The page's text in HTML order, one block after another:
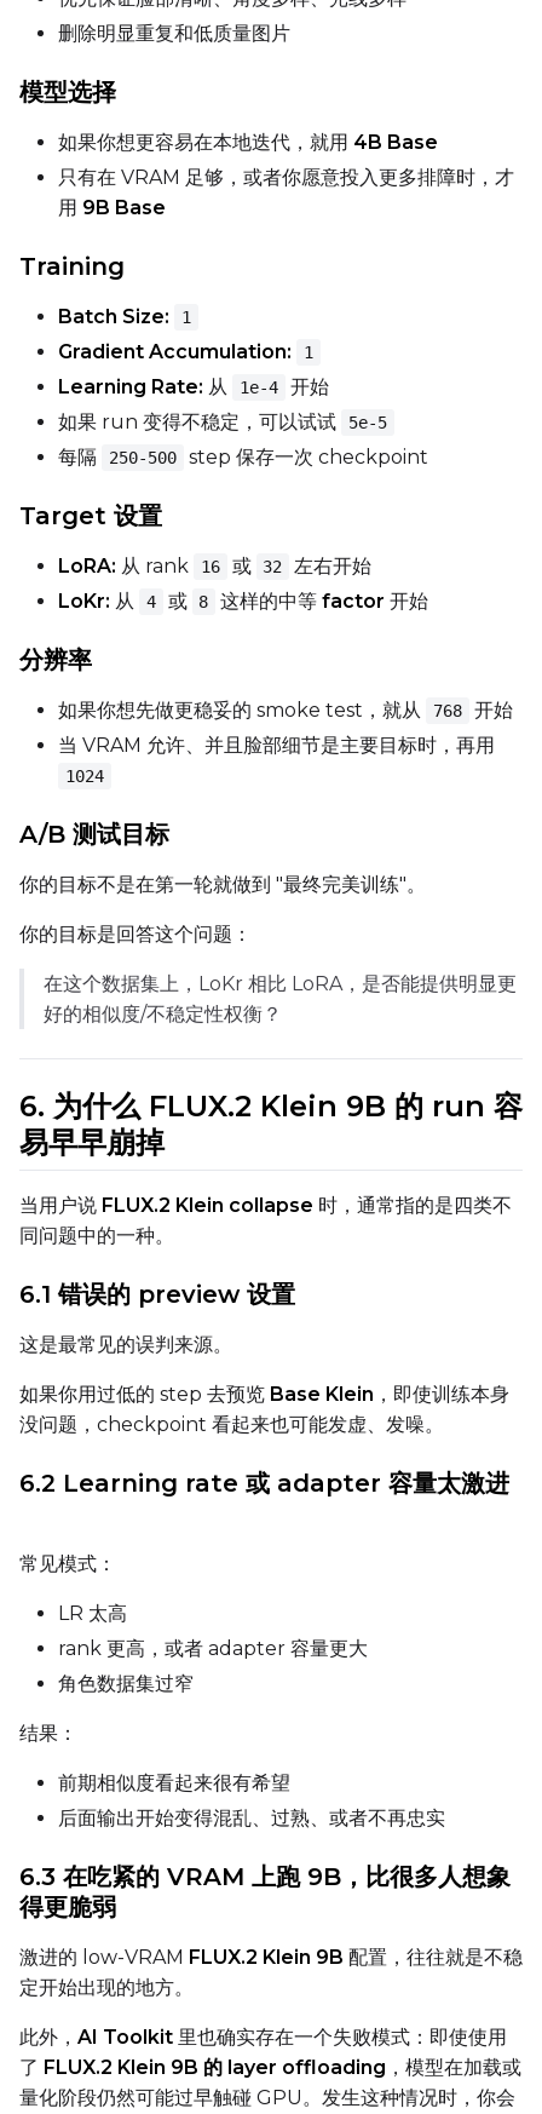
Prompt
Height
Width
Height
Seed
Prompt
Width
Height
删除明显重复和低质量图片
模型选择
如果你想更容易在本地迭代，就用 4B Base
只有在 VRAM 足够，或者你愿意投入更多排障时，才
用 9B Base
Training
Batch Size: 1
Gradient Accumulation: 1
Learning Rate: 从 1e-4
开始
如果 run 变得不稳定，可以试试
5e-5
每隔 250-500 step 保存一次 checkpoint
Target 设置
LoRA: 从 rank 16 或 32
左右开始
LoKr: 从 4 或 8 这样的中等 factor 开始
分辨率
如果你想先做更稳妥的 smoke test，就从 768
开始
当 VRAM 允许、并且脸部细节是主要目标时，再用
1024
A/B 测试目标
你的目标不是在第一轮就做到 "最终完美训练"。
你的目标是回答这个问题：
在这个数据集上，LoKr 相比 LoRA，是否能提供明显更
好的相似度/不稳定性权衡？
6. 为什么 FLUX.2 Klein 9B 的 run 容
易早早崩掉
当用户说 FLUX.2 Klein collapse 时，通常指的是四类不
同问题中的一种。
6.1 错误的 preview 设置
这是最常见的误判来源。
如果你用过低的 step 去预览 Base Klein ，即使训练本身
没问题，checkpoint 看起来也可能发虚、发噪。
6.2 Learning rate 或 adapter 容量太激进
常见模式：
LR 太高
rank 更高，或者 adapter 容量更大
角色数据集过窄
结果：
前期相似度看起来很有希望
后面输出开始变得混乱、过熟、或者不再忠实
6.3 在吃紧的 VRAM 上跑 9B，比很多人想象
得更脆弱
激进的 low-VRAM FLUX.2 Klein 9B 配置，往往就是不稳
定开始出现的地方。
此外， AI Toolkit 里也确实存在一个失败模式：即使使用
了 FLUX.2 Klein 9B 的 layer offloading ，模型在加载或
量化阶段仍然可能过早触碰 GPU。发生这种情况时，你会